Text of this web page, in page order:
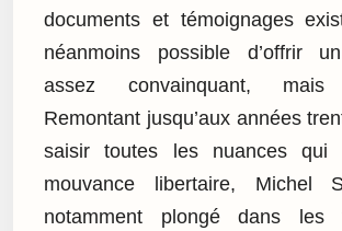
documents et témoignages
néanmoins possible d’offrir
assez convainquant, mais
Remontant jusqu’aux années
saisir toutes les nuances qui
mouvance libertaire, Michel
notamment plongé dans les